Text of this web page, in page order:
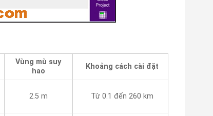
Vùng mù suy
hao
Khoảng cách cài đặt
2.5 m Từ 0.1 đến 260 km